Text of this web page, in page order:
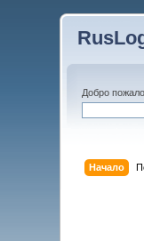
Добро
Начало